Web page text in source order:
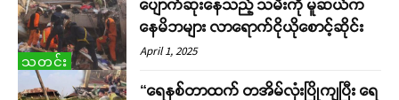
သတင်း
ပျောက်ဆုံးနေသည့် သမီးကို မူဆယ်က
နေမိဘများ လာရောက်ငိုယိုစောင့်ဆိုင်း
April 1, 2025
“ရေနစ်တာထက် တအိမ်လုံးပြိုကျပြီး ရေ